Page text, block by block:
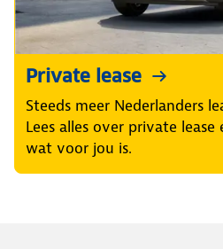
Private lease
Steeds meer Nederlanders
Lees alles over private
wat voor jou is.